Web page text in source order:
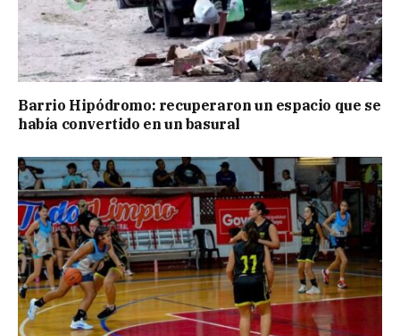
Barrio Hipódromo: recuperaron un espacio que se
había convertido en un basural